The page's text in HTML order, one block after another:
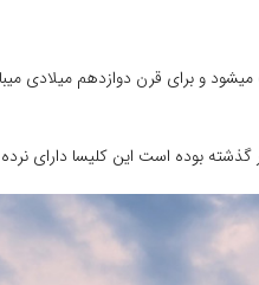
میشود و برای قرن دوازدهم
بوده است این کلیسا دارای